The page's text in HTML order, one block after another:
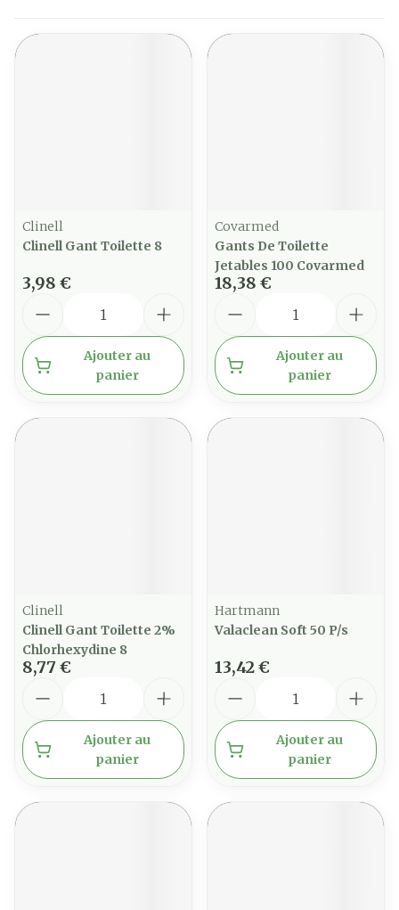
Clinell
Clinell Gant Toilette 8
3,98 €
Ajouter au
panier
Covarmed
Gants De Toilette
Jetables 100 Covarmed
18,38 €
Ajouter au
panier
Clinell
Clinell Gant Toilette 2%
Chlorhexydine 8
8,77 €
Ajouter au
panier
Hartmann
Valaclean Soft 50 P/s
13,42 €
Ajouter au
panier